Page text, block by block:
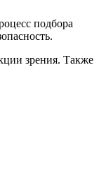
подбора
зрения. Также